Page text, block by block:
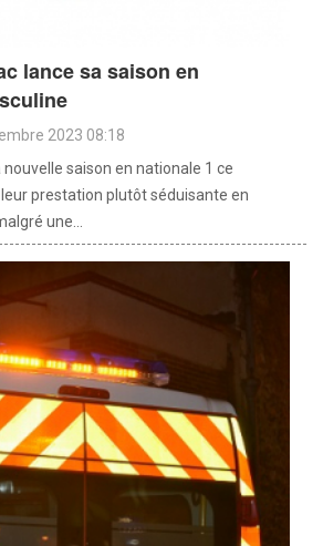
lance sa saison en
2023 08:18
nouvelle saison en nationale 1 ce
prestation plutôt séduisante en
une...